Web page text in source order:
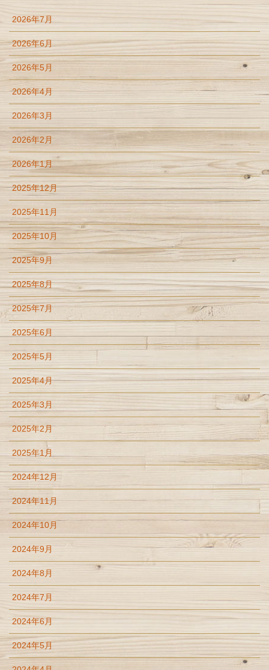
2026年7月
2026年6月
2026年5月
2026年4月
2026年3月
2026年2月
2026年1月
2025年12月
2025年11月
2025年10月
2025年9月
2025年8月
2025年7月
2025年6月
2025年5月
2025年4月
2025年3月
2025年2月
2025年1月
2024年12月
2024年11月
2024年10月
2024年9月
2024年8月
2024年7月
2024年6月
2024年5月